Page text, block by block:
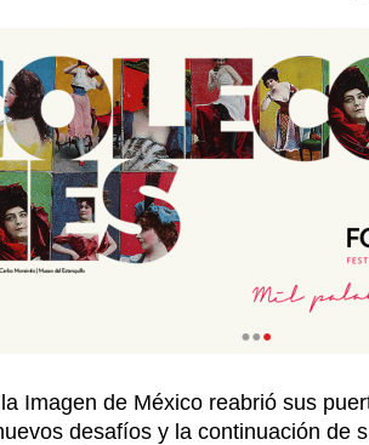
Imagen de México reabrió sus
desafíos y la continuación de